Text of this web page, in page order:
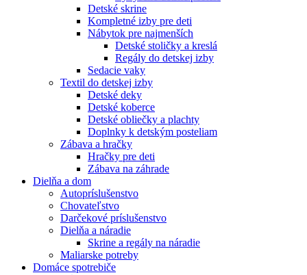
Detské skrine
Kompletné izby pre deti
Nábytok pre najmenších
Detské stoličky a kreslá
Regály do detskej izby
Sedacie vaky
Textil do detskej izby
Detské deky
Detské koberce
Detské obliečky a plachty
Doplnky k detským posteliam
Zábava a hračky
Hračky pre deti
Zábava na záhrade
Dielňa a dom
Autopríslušenstvo
Chovateľstvo
Darčekové príslušenstvo
Dielňa a náradie
Skrine a regály na náradie
Maliarske potreby
Domáce spotrebiče